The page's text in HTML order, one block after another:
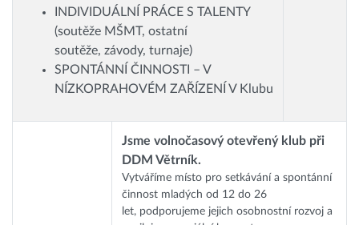
INDIVIDUÁLNÍ PRÁCE S TALENTY
(soutěže MŠMT, ostatní
soutěže, závody, turnaje)
SPONTÁNNÍ ČINNOSTI – V
NÍZKOPRAHOVÉM ZAŘÍZENÍ V Klubu
Jsme volnočasový otevřený klub při
DDM Větrník.
Vytváříme místo pro setkávání a spontánní
činnost mladých od 12 do 26
let, podporujeme jejich osobnostní rozvoj a